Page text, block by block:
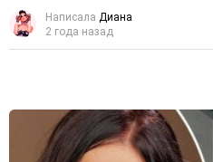
Написала Диана
2 года назад